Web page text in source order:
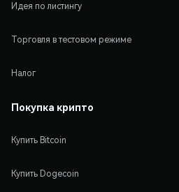
Идея по листингу
Торговля в тестовом режиме
Налог
Покупка крипто
Купить Bitcoin
Купить Dogecoin